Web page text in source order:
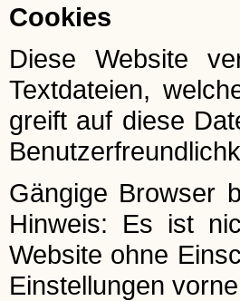
Cookies
Diese Website
Textdateien,
greift auf diese
Gängige Browser
Hinweis: Es ist
Website ohne
Einstellungen